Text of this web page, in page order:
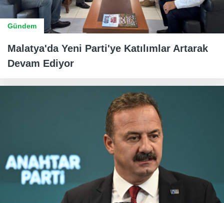
Gündem
Malatya'da Yeni Parti'ye Katılımlar Artarak
Devam Ediyor